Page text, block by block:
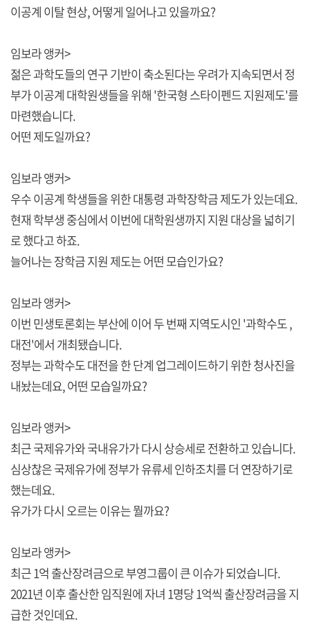
이공계 이탈 현상, 어떻게 일어나고 있을까요?
임보라 앵커>
젊은 과학도들의 연구 기반이 축소된다는 우려가 지속되면서 정
부가 이공계 대학원생들을 위해 '한국형 스타이펜드 지원제도'를
마련했습니다.
어떤 제도일까요?
임보라 앵커>
우수 이공계 학생들을 위한 대통령 과학장학금 제도가 있는데요.
현재 학부생 중심에서 이번에 대학원생까지 지원 대상을 넓히기
로 했다고 하죠.
늘어나는 장학금 지원 제도는 어떤 모습인가요?
임보라 앵커>
이번 민생토론회는 부산에 이어 두 번째 지역도시인 '과학수도 ,
대전'에서 개최됐습니다.
정부는 과학수도 대전을 한 단계 업그레이드하기 위한 청사진을
내놨는데요, 어떤 모습일까요?
임보라 앵커>
최근 국제유가와 국내유가가 다시 상승세로 전환하고 있습니다.
심상찮은 국제유가에 정부가 유류세 인하조치를 더 연장하기로
했는데요.
유가가 다시 오르는 이유는 뭘까요?
임보라 앵커>
최근 1억 출산장려금으로 부영그룹이 큰 이슈가 되었습니다.
2021년 이후 출산한 임직원에 자녀 1명당 1억씩 출산장려금을 지
급한 것인데요.